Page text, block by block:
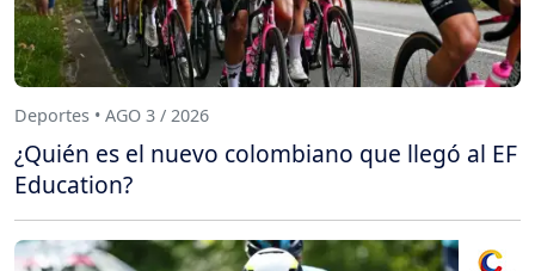
Deportes • AGO 3 / 2026
¿Quién es el nuevo colombiano que llegó al EF
Education?